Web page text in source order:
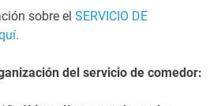
sobre elSERVICIO DE
del servicio de comedor: